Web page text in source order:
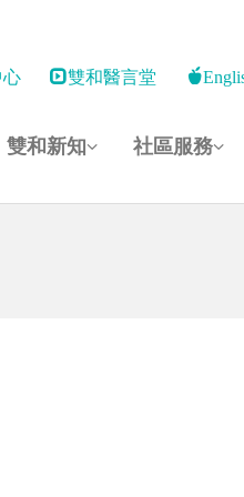
雙和醫言堂
雙和新知 社區服務